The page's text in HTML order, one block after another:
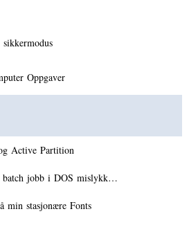
Oppgaver
Active Partition
batch jobb i DOS mislykk…
min stasjonære Fonts